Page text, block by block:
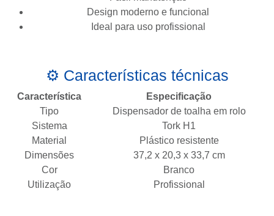
Design moderno e funcional
Ideal para uso profissional
⚙️ Características técnicas
Característica
Especificação
Tipo
Dispensador de toalha em rolo
Sistema
Tork H1
Material
Plástico resistente
Dimensões
37,2 x 20,3 x 33,7 cm
Cor
Branco
Utilização
Profissional